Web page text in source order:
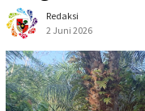
Redaksi
2 Juni 2026